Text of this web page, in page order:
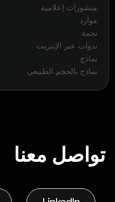
منشورات إعلامية
موارد
نجمة
ندوات عبر الإنترنت
نماذج
نماذج بالحجم الطبيعي
تواصل معنا